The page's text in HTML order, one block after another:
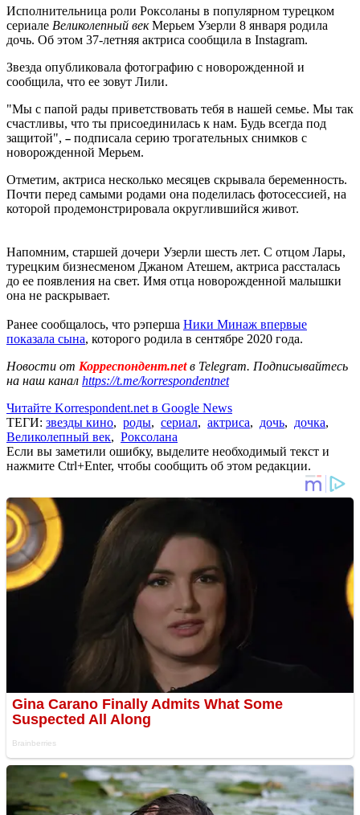
Исполнительница роли Роксоланы в популярном турецком
сериале Великолепный векМерьем Узерли 8 января родила
дочь. Об этом 37-летняя актриса сообщила в Instagram.
Звезда опубликовала фотографию с новорожденной и
сообщила, что ее зовут Лили.
"Мы с папой рады приветствовать тебя в нашей семье. Мы так
счастливы, что ты присоединилась к нам. Будь всегда под
защитой", – подписала серию трогательных снимков с
новорожденной Мерьем.
Отметим, актриса несколько месяцев скрывала беременность.
Почти перед самыми родами она поделилась фотосессией, на
которой продемонстрировала округлившийся живот.
Напомним, старшей дочери Узерли шесть лет. С отцом Лары,
турецким бизнесменом Джаном Атешем, актриса рассталась
до ее появления на свет. Имя отца новорожденной малышки
она не раскрывает.
Ранее сообщалось, что рэперша Ники Минаж впервые
показала сына, которого родила в сентябре 2020 года.
Новости от Корреспондент.netв Telegram. Подписывайтесь
на наш канал https://t.me/korrespondentnet
Читайте Korrespondent.net в Google News
ТЕГИ: звезды кино, роды, сериал, актриса, дочь, дочка,
Великолепный век, Роксолана
Если вы заметили ошибку, выделите необходимый текст и
нажмите Ctrl+Enter, чтобы сообщить об этом редакции.